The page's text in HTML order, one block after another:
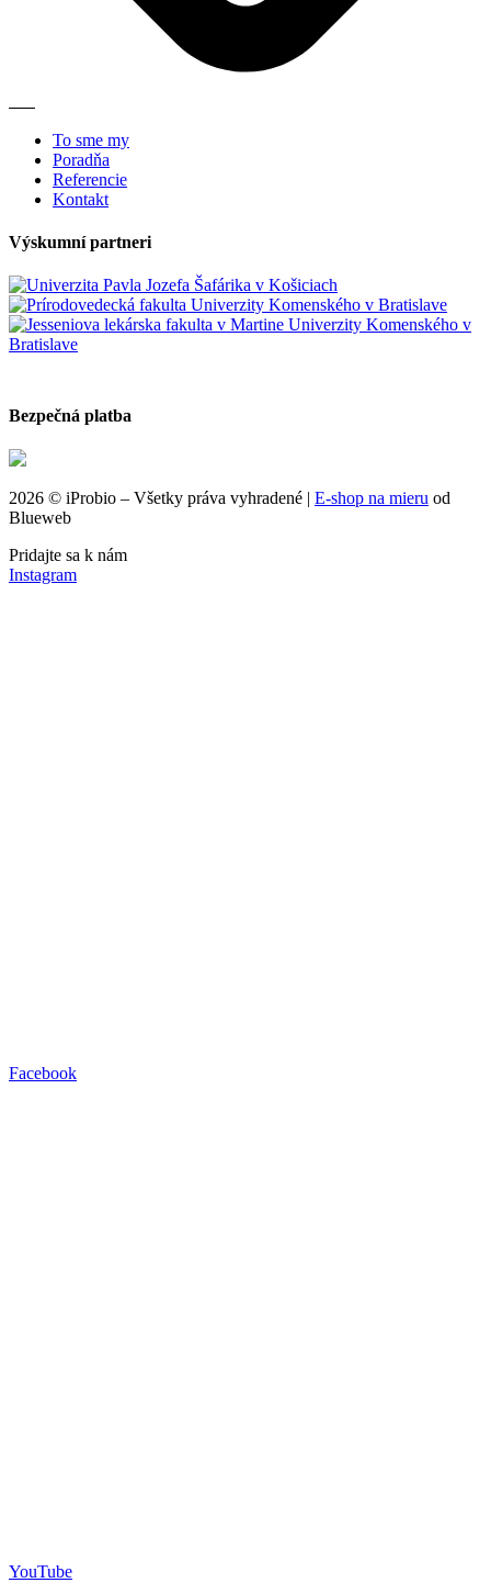
To sme my
Poradňa
Referencie
Kontakt
Výskumní partneri
Bezpečná platba
2026 © iProbio – Všetky práva vyhradené | E‑shop na mieru od
Blueweb
Pridajte sa k nám
Instagram
Facebook
YouTube